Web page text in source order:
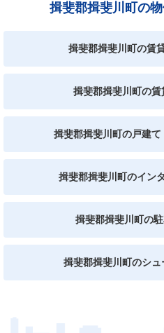
揖斐郡揖斐川町の
揖斐郡揖斐川町の賃
揖斐郡揖斐川町の
揖斐郡揖斐川町の戸建
揖斐郡揖斐川町のイン
揖斐郡揖斐川町の
揖斐郡揖斐川町のシ